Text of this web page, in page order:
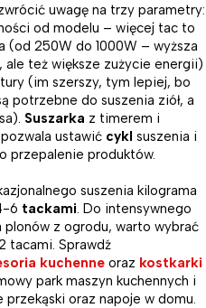
uwagę na trzy parametry:
od modelu – więcej tac to
(od 250W do 1000W – wyższa
ale też większe zużycie energii)
(im szerszy, tym lepiej, bo
potrzebne do suszenia ziół, a
Suszarka z timerem i
ustawić cykl suszenia i
przepalenie produktów.
suszenia kilograma
6 tackami. Do intensywnego
z ogrodu, warto wybrać
tacami. Sprawdź
kuchenneoraz kostkarki
park maszyn kuchennych i
oraz napoje w domu.